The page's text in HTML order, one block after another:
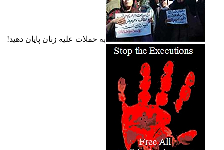
به حملات عليه زنان پايان دهيد!